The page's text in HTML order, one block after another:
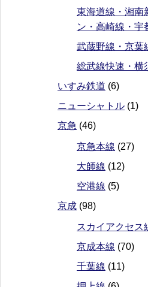
東海道線・湘南
ン・高崎線・宇
武蔵野線・京葉
総武線快速・横
いすみ鉄道 (6)
ニューシャトル (1)
京急 (46)
京急本線 (27)
大師線 (12)
空港線 (5)
京成 (98)
スカイアクセス
京成本線 (70)
千葉線 (11)